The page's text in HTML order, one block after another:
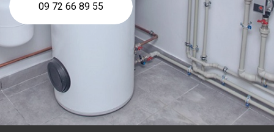
09 72 66 89 55